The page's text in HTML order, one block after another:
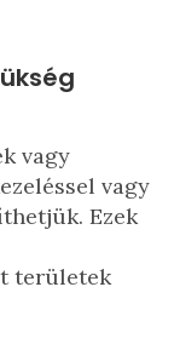
vagy
vagy
Ezek
területek